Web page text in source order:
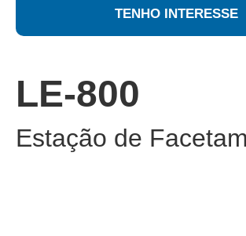
TENHO INTERESSE
LE-800
Estação de